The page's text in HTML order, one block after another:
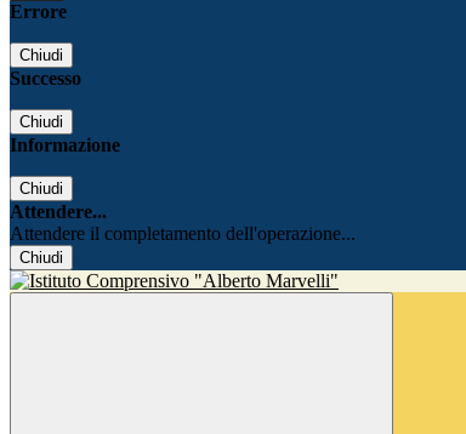
Errore
Chiudi
Successo
Chiudi
Informazione
Chiudi
Attendere...
Attendere il completamento dell'operazione...
Chiudi